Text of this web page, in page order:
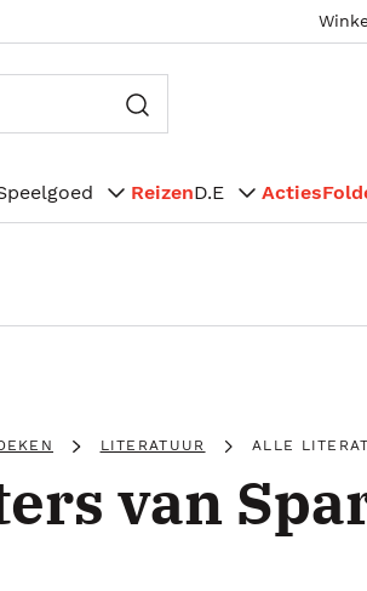
ReizenD.E Acties
LITERATUUR ALLE
van